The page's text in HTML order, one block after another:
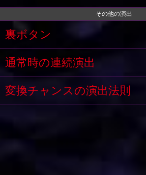
その他の演出
裏ボタン
通常時の連続演出
変換チャンスの演出法則